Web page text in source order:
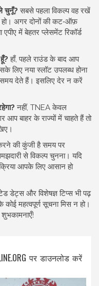
चुनूँ? सबसे पहला विकल्प वह रखें
अगर दोनों की कट‑ऑफ़
में बेहतर प्लेसमेंट रिकॉर्ड
हाँ, पहले राउंड के बाद आप
लिए नया स्लॉट उपलब्ध होना
समय देते हैं। इसलिए देर न करें
नहीं, TNEA केवल
आप बाहर के राज्यों में चाहते हैं तो
की कुंजी है समय पर
से विकल्प चुनना। यदि
आपके लिए आसान हो
डेट्स और विशेषज्ञ टिप्स भी पढ़
महत्वपूर्ण सूचना मिस न हो।
पर डाउनलोड करें